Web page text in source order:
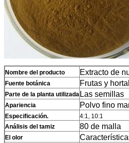
Nombre del producto Extracto de
Fuente botánica Frutas y
Parte de la planta utilizada Las semillas
Apariencia Polvo fino
Especificación.
4:1, 10:1
Análisis del tamiz
80 de malla
El olor